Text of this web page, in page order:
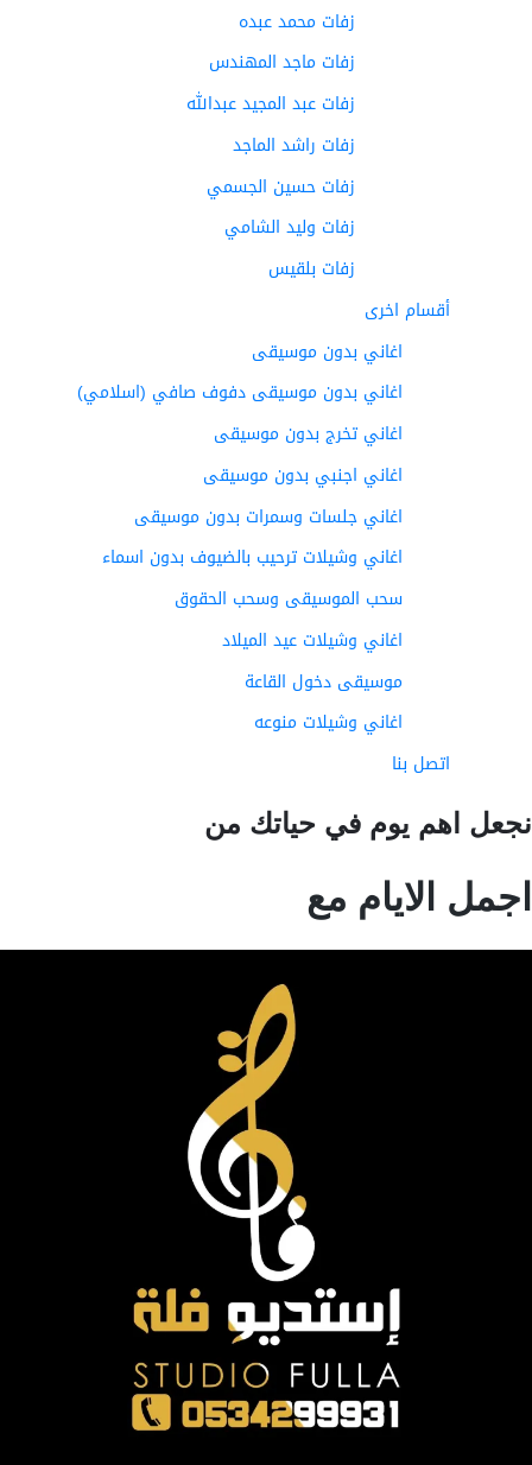
زفات محمد عبده
زفات ماجد المهندس
زفات عبد المجيد عبدالله
زفات راشد الماجد
زفات حسين الجسمي
زفات وليد الشامي
زفات بلقيس
أقسام اخرى
اغاني بدون موسيقى
اغاني بدون موسيقى دفوف صافي (اسلامي)
اغاني تخرج بدون موسيقى
اغاني اجنبي بدون موسيقى
اغاني جلسات وسمرات بدون موسيقى
اغاني وشيلات ترحيب بالضيوف بدون اسماء
سحب الموسيقى وسحب الحقوق
اغاني وشيلات عيد الميلاد
موسيقى دخول القاعة
اغاني وشيلات منوعه
اتصل بنا
اهم يوم في حياتك من
الايام مع